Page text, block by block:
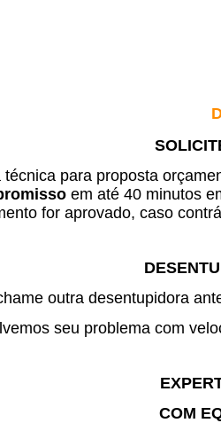
técnica para proposta
em até 40 minutos
for aprovado, caso
outra desentupidora
seu problema com
COM